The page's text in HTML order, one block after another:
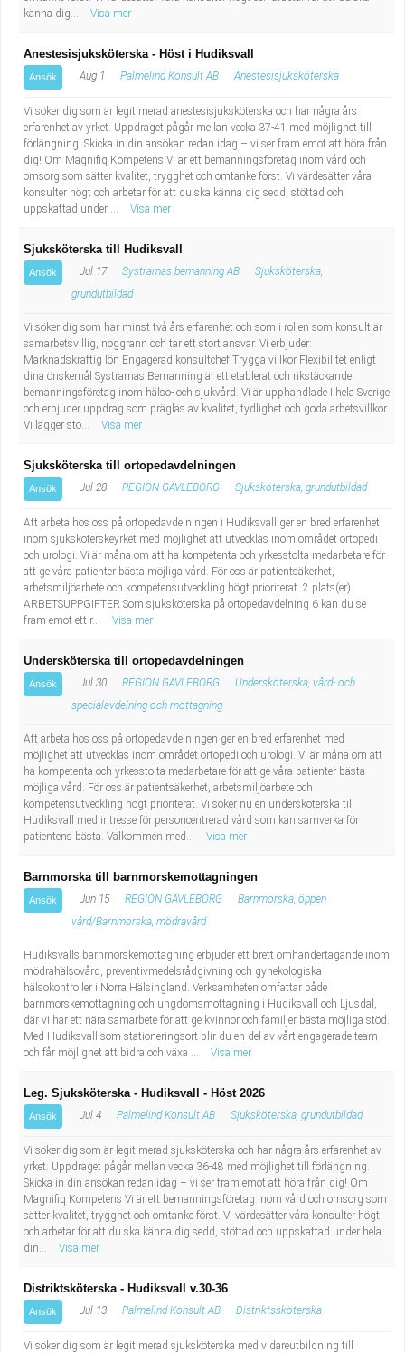
Sanering och renhållning
Socialt arbete
Säkerhetsarbete
Tekniskt arbete
Transport
Lastbilsförare m.fl.
Fastighetsskötare
Informatör/Kommunikatör
Brevbärare
Sjuksköterska, grundutbildad
Undersköterska, vård- o specialavd. o mottagning
Bibliotekarie
Administrativ assistent
Lärare i gymnasiet
känna dig...
Visa mer
Anestesisjuksköterska - Höst i Hudiksvall
Ansök Aug 1 Palmelind Konsult AB Anestesisjuksköterska
Vi söker dig som är legitimerad anestesisjuksköterska och har några års
erfarenhet av yrket. Uppdraget pågår mellan vecka 37-41 med möjlighet till
förlängning. Skicka in din ansökan redan idag – vi ser fram emot att höra från
dig! Om Magnifiq Kompetens Vi är ett bemanningsföretag inom vård och
omsorg som sätter kvalitet, trygghet och omtanke först. Vi värdesätter våra
konsulter högt och arbetar för att du ska känna dig sedd, stöttad och
uppskattad under ...
Visa mer
Sjuksköterska till Hudiksvall
Ansök Jul 17 Systrarnas bemanning AB
Sjuksköterska,
grundutbildad
Vi söker dig som har minst två års erfarenhet och som i rollen som konsult är
samarbetsvillig, noggrann och tar ett stort ansvar. Vi erbjuder:
Marknadskraftig lön Engagerad konsultchef Trygga villkor Flexibilitet enligt
dina önskemål Systrarnas Bemanning är ett etablerat och rikstäckande
bemanningsföretag inom hälso- och sjukvård. Vi är upphandlade I hela Sverige
och erbjuder uppdrag som präglas av kvalitet, tydlighet och goda arbetsvillkor.
Vi lägger sto...
Visa mer
Sjuksköterska till ortopedavdelningen
Ansök Jul 28 REGION GÄVLEBORG Sjuksköterska, grundutbildad
Att arbeta hos oss på ortopedavdelningen i Hudiksvall ger en bred erfarenhet
inom sjuksköterskeyrket med möjlighet att utvecklas inom området ortopedi
och urologi. Vi är måna om att ha kompetenta och yrkesstolta medarbetare för
att ge våra patienter bästa möjliga vård. För oss är patientsäkerhet,
arbetsmiljöarbete och kompetensutveckling högt prioriterat. 2 plats(er).
ARBETSUPPGIFTER Som sjuksköterska på ortopedavdelning 6 kan du se
fram emot ett r...
Visa mer
Undersköterska till ortopedavdelningen
Ansök Jul 30 REGION GÄVLEBORG
Undersköterska, vård- och
specialavdelning och mottagning
Att arbeta hos oss på ortopedavdelningen ger en bred erfarenhet med
möjlighet att utvecklas inom området ortopedi och urologi. Vi är måna om att
ha kompetenta och yrkesstolta medarbetare för att ge våra patienter bästa
möjliga vård. För oss är patientsäkerhet, arbetsmiljöarbete och
kompetensutveckling högt prioriterat. Vi söker nu en undersköterska till
Hudiksvall med intresse för personcentrerad vård som kan samverka för
patientens bästa. Välkommen med...
Visa mer
Barnmorska till barnmorskemottagningen
Ansök Jun 15 REGION GÄVLEBORG
Barnmorska, öppen
vård/Barnmorska, mödravård
Hudiksvalls barnmorskemottagning erbjuder ett brett omhändertagande inom
mödrahälsovård, preventivmedelsrådgivning och gynekologiska
hälsokontroller i Norra Hälsingland. Verksamheten omfattar både
barnmorskemottagning och ungdomsmottagning i Hudiksvall och Ljusdal,
där vi har ett nära samarbete för att ge kvinnor och familjer bästa möjliga stöd.
Med Hudiksvall som stationeringsort blir du en del av vårt engagerade team
och får möjlighet att bidra och växa ...
Visa mer
Leg. Sjuksköterska - Hudiksvall - Höst 2026
Ansök Jul 4 Palmelind Konsult AB Sjuksköterska, grundutbildad
Vi söker dig som är legitimerad sjuksköterska och har några års erfarenhet av
yrket. Uppdraget pågår mellan vecka 36-48 med möjlighet till förlängning.
Skicka in din ansökan redan idag – vi ser fram emot att höra från dig! Om
Magnifiq Kompetens Vi är ett bemanningsföretag inom vård och omsorg som
sätter kvalitet, trygghet och omtanke först. Vi värdesätter våra konsulter högt
och arbetar för att du ska känna dig sedd, stöttad och uppskattad under hela
din...
Visa mer
Distriktsköterska - Hudiksvall v.30-36
Ansök Jul 13 Palmelind Konsult AB Distriktssköterska
Vi söker dig som är legitimerad sjuksköterska med vidareutbildning till